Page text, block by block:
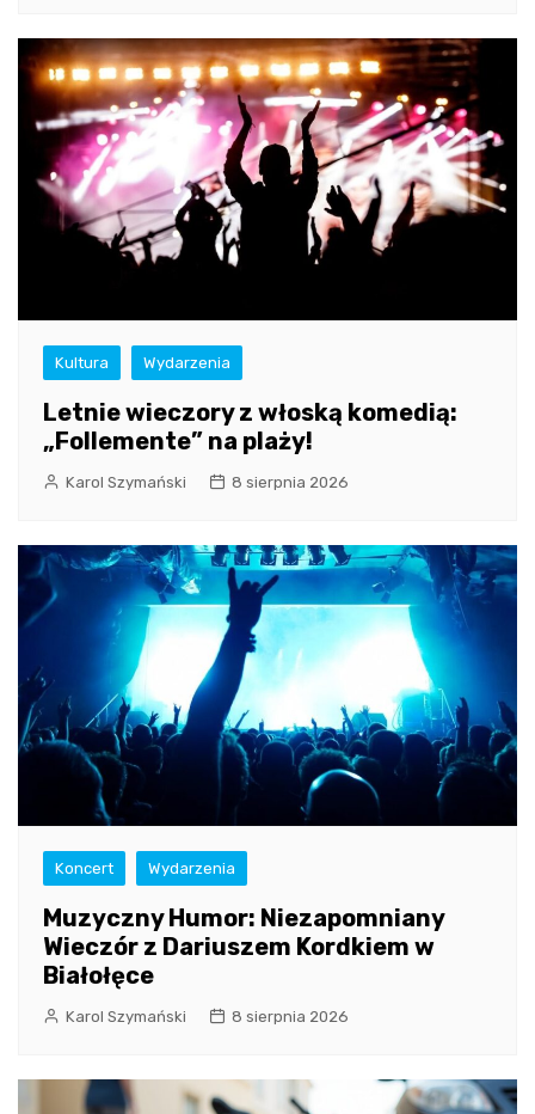
Kultura Wydarzenia
Letnie wieczory z włoską komedią:
„Follemente” na plaży!
Karol Szymański 8 sierpnia 2026
Koncert Wydarzenia
Muzyczny Humor: Niezapomniany
Wieczór z Dariuszem Kordkiem w
Białołęce
Karol Szymański 8 sierpnia 2026